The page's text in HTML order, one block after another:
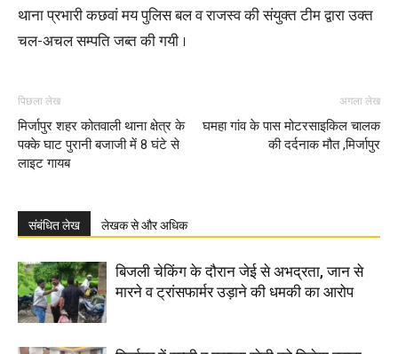
थाना प्रभारी कछवां मय पुलिस बल व राजस्व की संयुक्त टीम द्वारा उक्त
चल-अचल सम्पति जब्त की गयी ।
पिछला लेख
मिर्जापुर शहर कोतवाली थाना क्षेत्र के
पक्के घाट पुरानी बजाजी में 8 घंटे से
लाइट गायब
अगला लेख
घमहा गांव के पास मोटरसाइकिल चालक
की दर्दनाक मौत ,मिर्जापुर
संबंधित लेख लेखक से और अधिक
बिजली चेकिंग के दौरान जेई से अभद्रता, जान से
मारने व ट्रांसफार्मर उड़ाने की धमकी का आरोप